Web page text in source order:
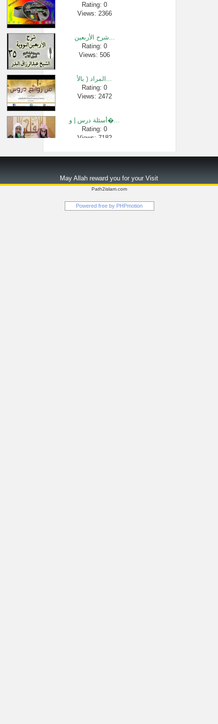
Rating: 0
Views: 2366
شرح الأربعين...
Rating: 0
Views: 506
المراد ( بالأ...
Rating: 0
Views: 2472
أسئلة درس | و�...
Rating: 0
Views: 7182
Views: 2578
هل يجوز قضاء ...
Rating: 0
May Allah reward you for your Visit
Path2islam.com
Powered free by PHPmotion